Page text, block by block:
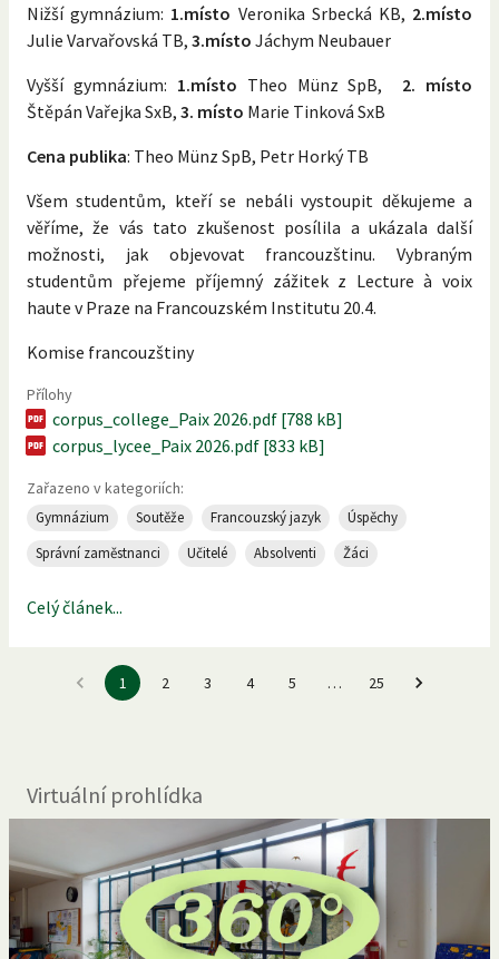
Nižší gymnázium: 1.místo Veronika Srbecká KB, 2.místo
Julie Varvařovská TB, 3.místo Jáchym Neubauer
Vyšší gymnázium: 1.místo Theo Münz SpB, 2. místo
Štěpán Vařejka SxB, 3. místo Marie Tinková SxB
Cena publika: Theo Münz SpB, Petr Horký TB
Všem studentům, kteří se nebáli vystoupit děkujeme a
věříme, že vás tato zkušenost posílila a ukázala další
možnosti, jak objevovat francouzštinu. Vybraným
studentům přejeme příjemný zážitek z Lecture à voix
haute v Praze na Francouzském Institutu 20.4.
Komise francouzštiny
Přílohy
corpus_college_Paix 2026.pdf [788 kB]
corpus_lycee_Paix 2026.pdf [833 kB]
Zařazeno v kategoriích:
Gymnázium Soutěže Francouzský jazyk
Úspěchy
Správní zaměstnanci
Učitelé Absolventi Žáci
Celý článek...
1 2 3 4 5 … 25
Virtuální prohlídka